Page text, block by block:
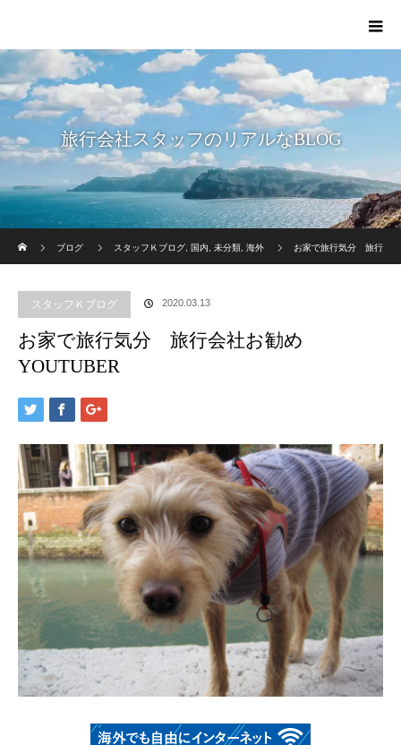
旅行会社スタッフのリアルなBLOG
ブログ
スタッフＫブログ 国内 未分類 海外 お家で旅行気分 旅行
スタッフＫブログ 2020.03.13
お家で旅行気分 旅行会社お勧め
YOUTUBER